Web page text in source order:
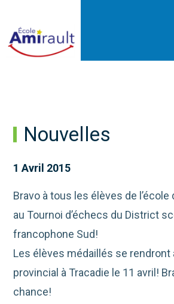
Nouvelles
1 Avril 2015
Bravo à tous les élèves de
au Tournoi d’échecs du District
francophone Sud!
Les élèves médaillés se rendront
provincial à Tracadie le 11 avril!
chance!